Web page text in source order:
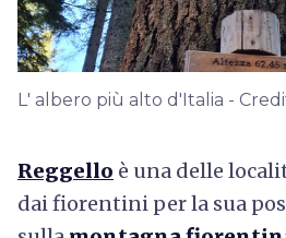
L' albero più alto d'Italia -
Reggello è una delle
dai fiorentini per la sua